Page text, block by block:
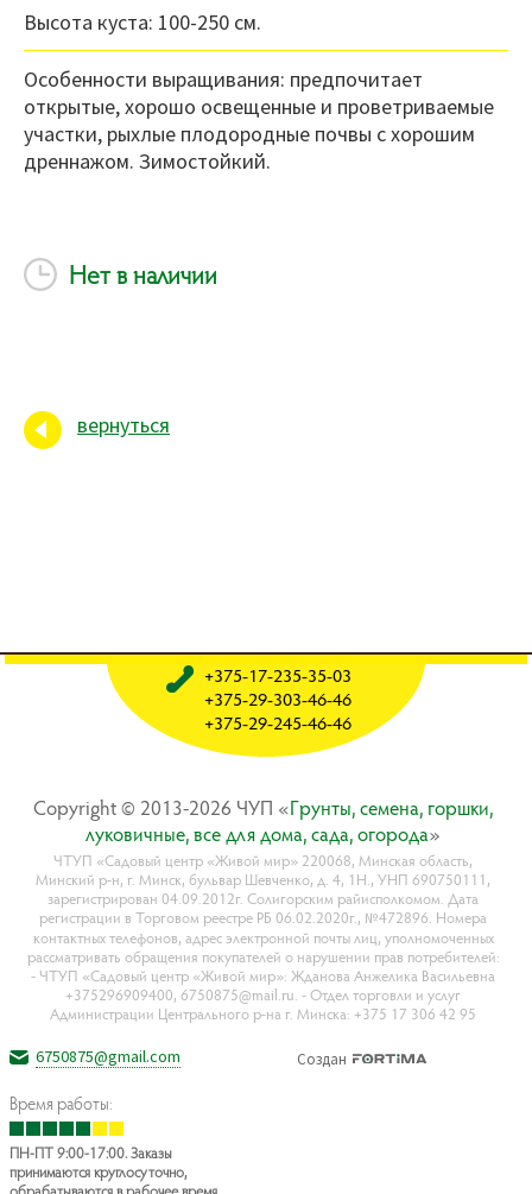
Высота куста: 100-250 см.
Особенности выращивания: предпочитает
открытые, хорошо освещенные и проветриваемые
участки, рыхлые плодородные почвы с хорошим
дреннажом. Зимостойкий.
Нет в наличии
вернуться
Copyright © 2013-2026 ЧУП «Гpyнты, ceмeнa, гopшки,
лyкoвичныe, вce для дoмa, caдa, oгopoдa»
ЧТУП «Садовый центр «Живой мир» 220068, Минская область,
Минский р-н, г. Минск, бульвар Шевченко, д. 4, 1Н., УНП 690750111,
зарегистрирован 04.09.2012г. Солигорским райисполкомом. Дата
регистрации в Торговом реестре РБ 06.02.2020г., №472896. Номера
контактных телефонов, адрес электронной почты лиц, уполномоченных
рассматривать обращения покупателей о нарушении прав потребителей:
- ЧТУП «Садовый центр «Живой мир»: Жданова Анжелика Васильевна
+375296909400, 6750875@mail.ru. - Отдел торговли и услуг
Администрации Центрального р-на г. Минска: +375 17 306 42 95
+375-17-235-35-03
+375-29-303-46-46
+375-29-245-46-46
6750875@gmail.com
Время работы:
ПН-ПТ 9:00-17:00. Заказы
принимаются круглосуточно,
Создан